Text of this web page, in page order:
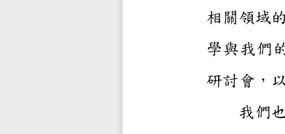
相關領
學與
研討會
我